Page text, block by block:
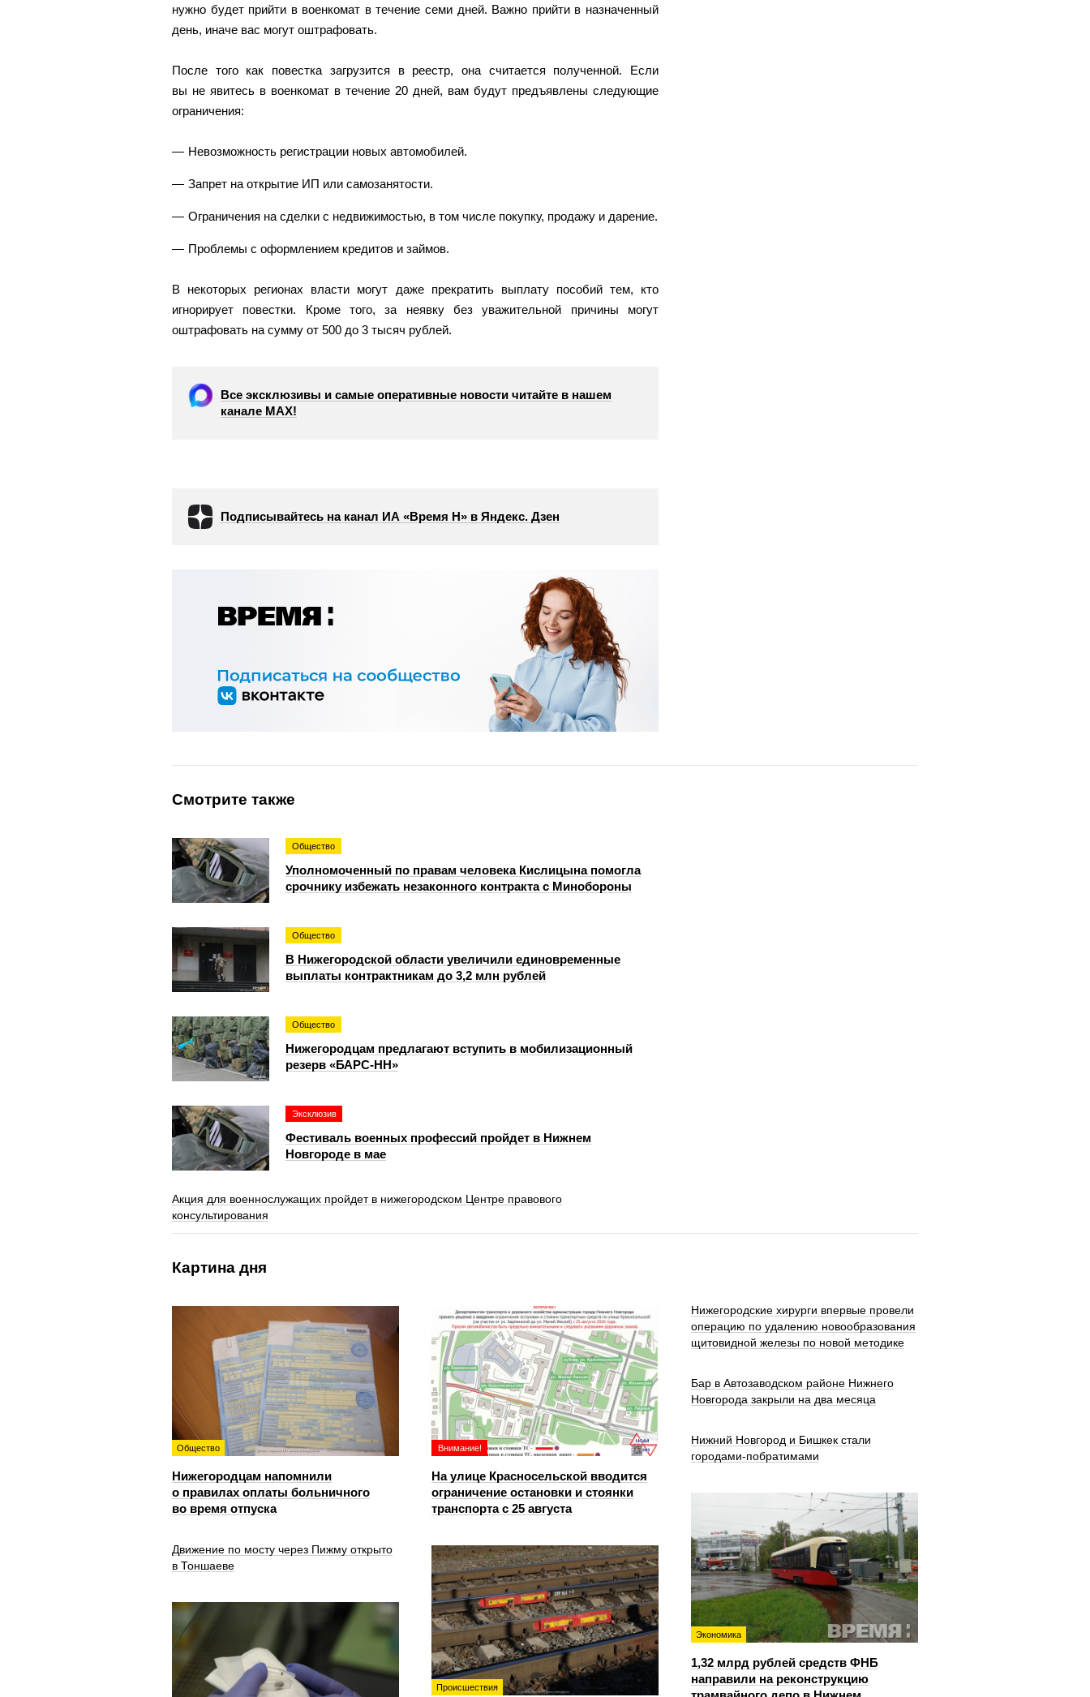
нужно будет прийти в военкомат в течение семи дней. Важно прийти в назначенный
день, иначе вас могут оштрафовать.
После того как повестка загрузится в реестр, она считается полученной. Если
вы не явитесь в военкомат в течение 20 дней, вам будут предъявлены следующие
ограничения:
Невозможность регистрации новых автомобилей.
Запрет на открытие ИП или самозанятости.
Ограничения на сделки с недвижимостью, в том числе покупку, продажу и дарение.
Проблемы с оформлением кредитов и займов.
В некоторых регионах власти могут даже прекратить выплату пособий тем, кто
игнорирует повестки. Кроме того, за неявку без уважительной причины могут
оштрафовать на сумму от 500 до 3 тысяч рублей.
Все эксклюзивы и самые оперативные новости читайте в нашем
канале МАХ!
Подписывайтесь на канал ИА «Время Н» в Яндекс. Дзен
Смотрите также
Общество
Уполномоченный по правам человека Кислицына помогла
срочнику избежать незаконного контракта с Минобороны
Общество
В Нижегородской области увеличили единовременные
выплаты контрактникам до 3,2 млн рублей
Общество
Нижегородцам предлагают вступить в мобилизационный
резерв «БАРС-НН»
Эксклюзив
Фестиваль военных профессий пройдет в Нижнем
Новгороде в мае
Акция для военнослужащих пройдет в нижегородском Центре правового
консультирования
Картина дня
Общество
Нижегородцам напомнили
о правилах оплаты больничного
во время отпуска
Внимание!
На улице Красносельской вводится
ограничение остановки и стоянки
транспорта с 25 августа
Нижегородские хирурги впервые провели
операцию по удалению новообразования
щитовидной железы по новой методике
Бар в Автозаводском районе Нижнего
Новгорода закрыли на два месяца
Нижний Новгород и Бишкек стали
городами-побратимами
Экономика
1,32 млрд рублей средств ФНБ
направили на реконструкцию
Движение по мосту через Пижму открыто
в Тоншаеве
Происшествия